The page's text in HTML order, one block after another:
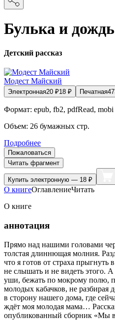
Булька и дождь
Детский рассказ
Модест Майский
Электронная20 ₽18 ₽ Печатная
Формат: epub, fb2, pdfRead, mobi
Объем: 26 бумажных стр.
Подробнее
Пожаловаться
Читать фрагмент
Купить электронную — 18 ₽
О книгеОглавлениеЧитать
О книге
аннотация
Прямо над нашими головами
толстая длиннющая молния.
что я готов от страха прыгнуть
не слышать и не видеть этого.
уши, бежать по мокрому полю,
молодых кабачков, не разбирая
в сторону нашего дома, где
ждёт моя молодая мама…
опубликованный сборник «Мы